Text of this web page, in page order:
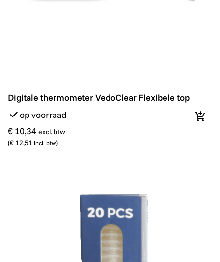
Digitale thermometer VedoClear Flexibele top
Digitale thermometer VedoClear Flexibele top
op voorraad
€ 10,34 excl. btw
(€ 12,51 incl. btw)
In